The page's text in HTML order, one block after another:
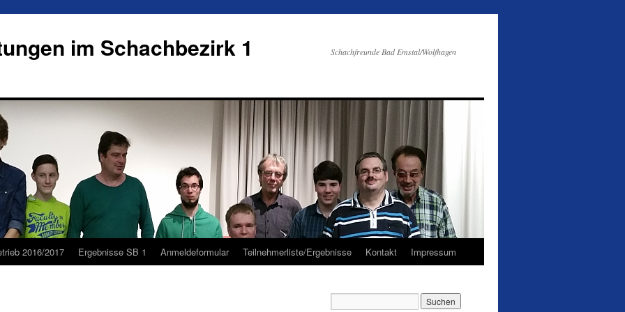
im Schachbezirk 1
Schachfreunde Bad Emstal/Wolfhagen
2016/2017 Ergebnisse SB 1 Anmeldeformular Teilnehmerliste/Ergebnisse Kontakt Impressum